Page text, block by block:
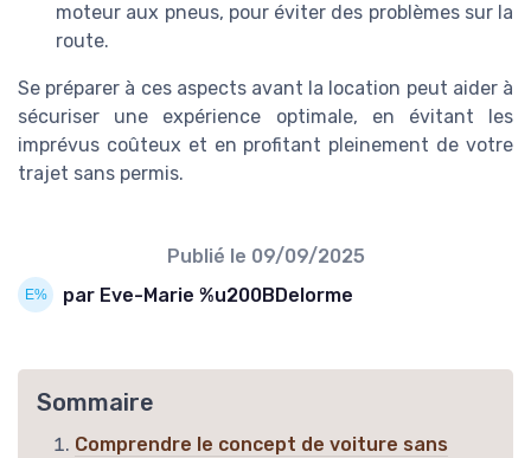
moteur aux pneus, pour éviter des problèmes sur la
route.
Se préparer à ces aspects avant la location peut aider à
sécuriser une expérience optimale, en évitant les
imprévus coûteux et en profitant pleinement de votre
trajet sans permis.
Publié le 09/09/2025
par Eve-Marie %u200BDelorme
Sommaire
Comprendre le concept de voiture sans